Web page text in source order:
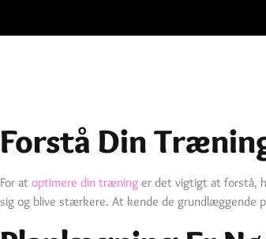
Forstå Din
For at optimere din træning er det vigtigt at forstå,
sig og blive stærkere. At kende de grundlæggende